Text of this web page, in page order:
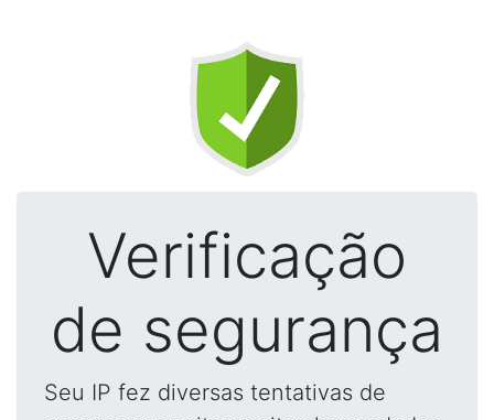
Verificação
de segurança
Seu IP fez diversas tentativas de